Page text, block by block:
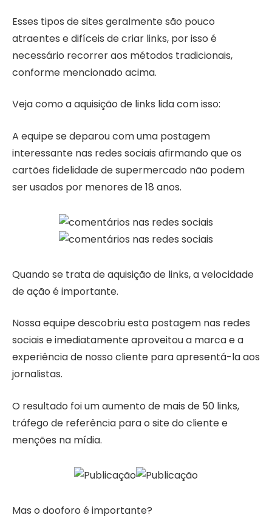
Esses tipos de sites geralmente são pouco
atraentes e difíceis de criar links, por isso é
necessário recorrer aos métodos tradicionais,
conforme mencionado acima.
Veja como a aquisição de links lida com isso:
A equipe se deparou com uma postagem
interessante nas redes sociais afirmando que os
cartões fidelidade de supermercado não podem
ser usados ​​por menores de 18 anos.
Quando se trata de aquisição de links, a velocidade
de ação é importante.
Nossa equipe descobriu esta postagem nas redes
sociais e imediatamente aproveitou a marca e a
experiência de nosso cliente para apresentá-la aos
jornalistas.
O resultado foi um aumento de mais de 50 links,
tráfego de referência para o site do cliente e
menções na mídia.
Mas o dooforo é importante?